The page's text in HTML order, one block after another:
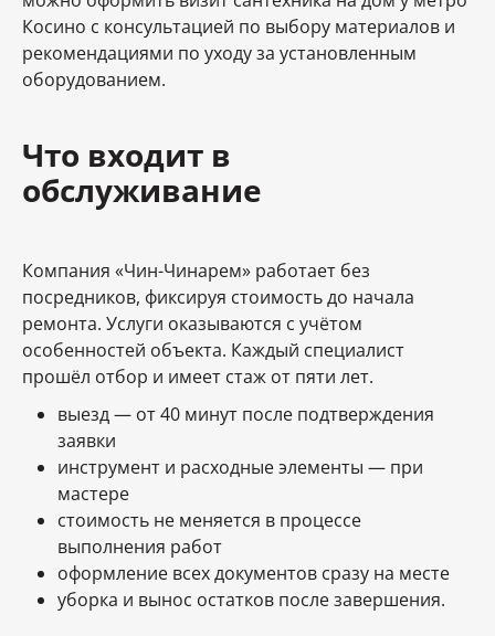
Косино с консультацией по выбору материалов и
рекомендациями по уходу за установленным
оборудованием.
Что входит в
обслуживание
Компания «Чин-Чинарем» работает без
посредников, фиксируя стоимость до начала
ремонта. Услуги оказываются с учётом
особенностей объекта. Каждый специалист
прошёл отбор и имеет стаж от пяти лет.
выезд — от 40 минут после подтверждения
заявки
инструмент и расходные элементы — при
мастере
стоимость не меняется в процессе
выполнения работ
оформление всех документов сразу на месте
уборка и вынос остатков после завершения.